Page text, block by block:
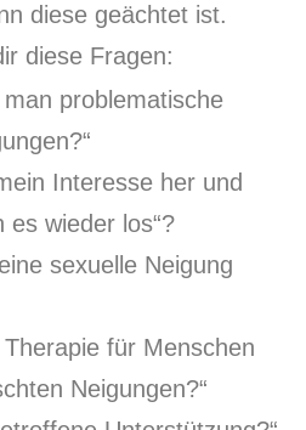
diese geächtet ist.
diese Fragen:
problematische
Interesse her und
es wieder los“?
sexuelle Neigung
für Menschen
Neigungen?“